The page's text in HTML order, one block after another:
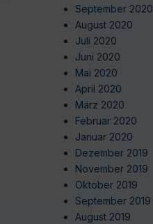
September 2020
August 2020
Juli 2020
Juni 2020
Mai 2020
April 2020
März 2020
Februar 2020
Januar 2020
Dezember 2019
November 2019
Oktober 2019
September 2019
August 2019